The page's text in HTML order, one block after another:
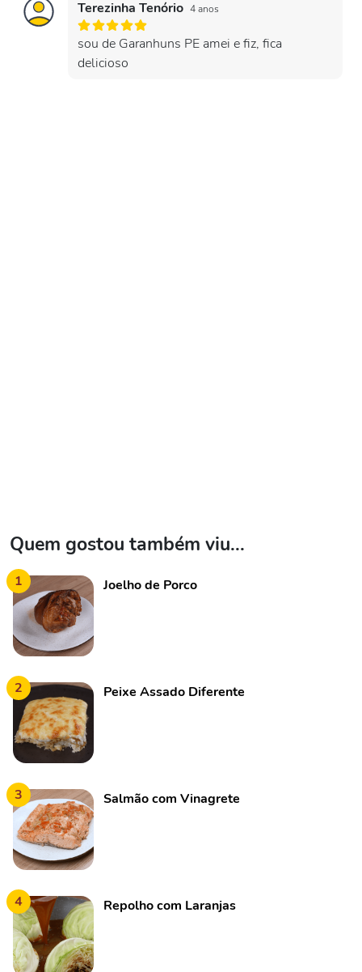
Terezinha Tenório 4 anos
sou de Garanhuns PE amei e fiz, fica
delicioso
Quem gostou também viu...
1 Joelho de Porco
2 Peixe Assado Diferente
3 Salmão com Vinagrete
4 Repolho com Laranjas